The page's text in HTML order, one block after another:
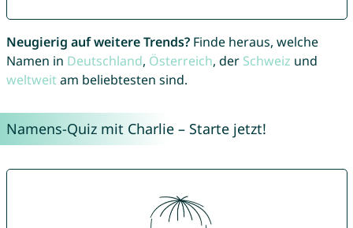
Neugierig auf weitere Trends?Finde heraus, welche
Namen in Deutschland, Österreich, der Schweiz und
weltweitam beliebtesten sind.
Namens-Quiz mit Charlie – Starte jetzt!